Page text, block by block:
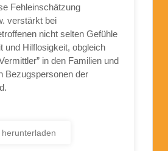
Fehleinschätzung
verstärkt bei
nicht selten Gefühle
und Hilflosigkeit, obgleich
in den Familien und
Bezugspersonen der
herunterladen